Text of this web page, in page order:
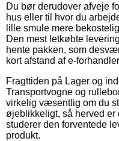
Du bør derudover afveje
hus eller til hvor du
lille smule mere
Den mest letkøbte
hente pakken, som
kort afstand af e-
Fragttiden på Lager og
Transportvogne og
virkelig væsentlig om du
øjeblikkeligt, så herved er
studerer den forventede
produkt.